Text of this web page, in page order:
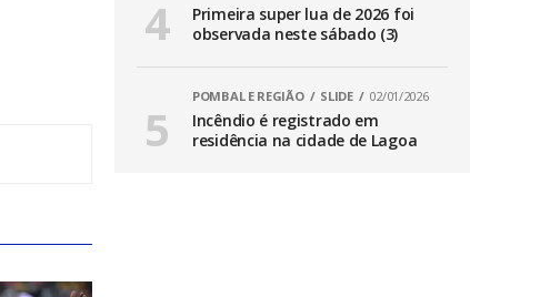
Primeira super lua de 2026 foi
observada neste sábado (3)
POMBAL E REGIÃO SLIDE 02/01/2026
Incêndio é registrado em
residência na cidade de Lagoa